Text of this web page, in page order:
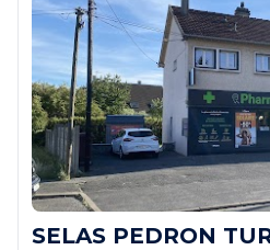
SELAS PEDRON